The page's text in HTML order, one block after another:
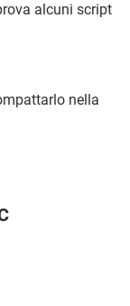
alcuni script
nella